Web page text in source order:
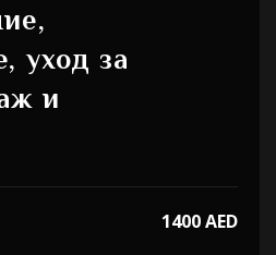
уход за
и
1400 AED